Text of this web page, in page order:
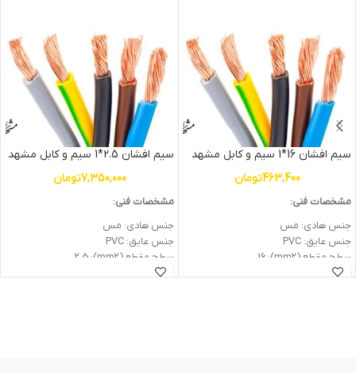
سیم افشان 16*1 سیم و کابل مشهد
463,400تومان
مشخصات فنی:
جنس هادی: مس
جنس عایق: PVC
سطح مقطع (mm2): 16
ولتاژ اسمی (V): 450/750
سیم افشان 2.5*1 سیم و کابل مشهد
7,350,000تومان
مشخصات فنی:
جنس هادی: مس
جنس عایق: PVC
سطح مقطع (mm2): 2.5
ولتاژ اسمی (V): 450/750